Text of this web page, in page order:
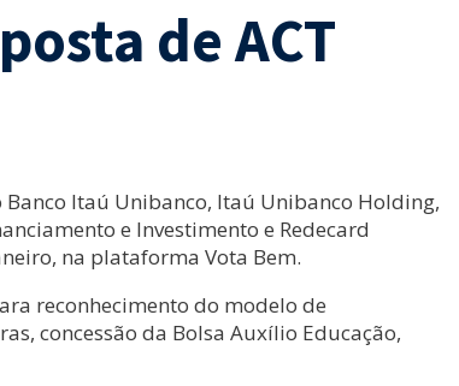
de ACT
Itaú Unibanco, Itaú Unibanco Holding,
e Investimento e Redecard
na plataforma Vota Bem.
reconhecimento do modelo de
concessão da Bolsa Auxílio Educação,